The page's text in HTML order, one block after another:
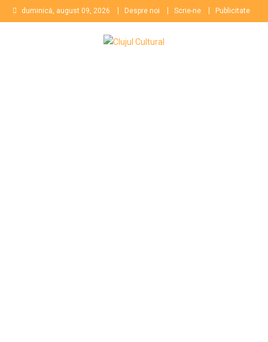
Skip
to
duminică, august 09, 2026 Despre noi Scrie-ne Publicitate